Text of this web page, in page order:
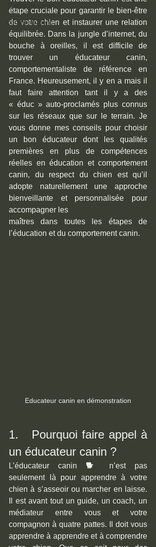
Races de chien
comportement
étape cruciale pour garantir le bien-être
de votre chien et instaurer une relation
équilibrée. Dans la jungle d’internet, du
bouche à oreilles, il est difficile de
trouver un éducateur canin,
comportementaliste de référence en
France. Heureusement, il y en a mais il
faut faire attention tant il y a des
« éduc » auto-proclamés plus connus
sur les réseaux que sur le terrain. Je
vous donne mes conseils pour choisir
un bon éducateur dont les qualités
premières en plus de compétences
réelles en éducation et comportement
canin, du respect du chien est qu’il
adopte naturellement une approche
bienveillante et personnalisée pour
accompagner les
maîtres dans toutes les étapes de
l’éducation et du comportement canin.
Educateur canin en démonstration
1.   Pourquoi faire appel à
un éducateur canin ?
L’éducateur canin 🐕 n’est pas
seulement là pour apprendre à votre
chien à s’asseoir ou marcher en laisse.
Il est avant tout un guide, un coach, un
médiateur entre vous et votre
compagnon à quatre pattes. Il doit vous
apprendre à apprendre et à comprendre